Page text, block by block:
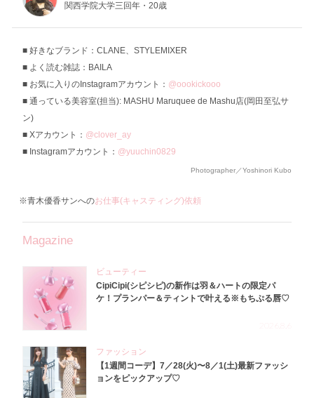
関西学院大学三回年・20歳
好きなブランド：CLANE、STYLEMIXER
よく読む雑誌：BAILA
お気に入りのInstagramアカウント： @oookickooo
通っている美容室(担当): MASHU Maruquee de Mashu店(岡田至弘サ
ン)
Xアカウント： @clover_ay
Instagramアカウント： @yuuchin0829
Photographer／Yoshinori Kubo
※青木優香サンへのお仕事(キャスティング)依頼
Magazine
ビューティー
CipiCipi(シピシピ)の新作は羽＆ハートの限定パ
ケ！プランパー＆ティントで叶える※もちぷる唇♡
ファッション
【1週間コーデ】7／28(火)〜8／1(土)最新ファッシ
ョンをピックアップ♡